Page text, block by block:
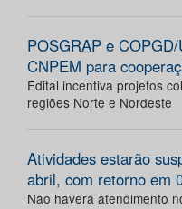
POSGRAP e
CNPEM para
Edital incentiva projetos
regiões Norte e Nordeste
Atividades estarão
abril, com retorno em
Não haverá atendimento